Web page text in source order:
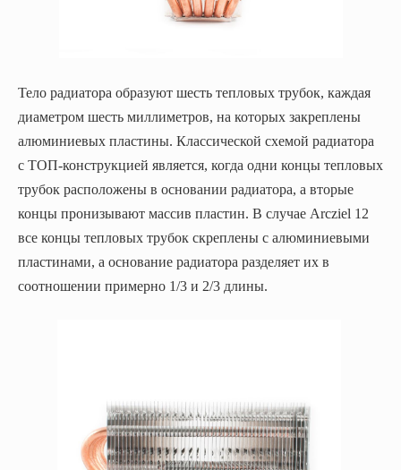
Тело радиатора образуют шесть тепловых трубок, каждая
диаметром шесть миллиметров, на которых закреплены
алюминиевых пластины. Классической схемой радиатора
с ТОП-конструкцией является, когда одни концы тепловых
трубок расположены в основании радиатора, а вторые
концы пронизывают массив пластин. В случае Arcziel 12
все концы тепловых трубок скреплены с алюминиевыми
пластинами, а основание радиатора разделяет их в
соотношении примерно 1/3 и 2/3 длины.